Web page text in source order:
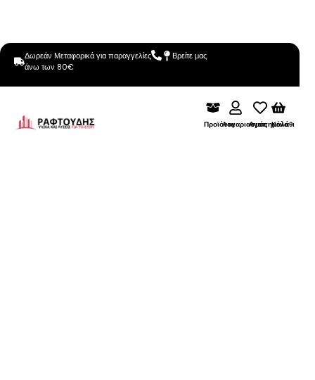
Δωρεάν Μεταφορικά για παραγγελίες
άνω των 80€
Βρείτε μας
ΠροϊόνταΛογαριασμόςΑγαπημένα
Καλάθι